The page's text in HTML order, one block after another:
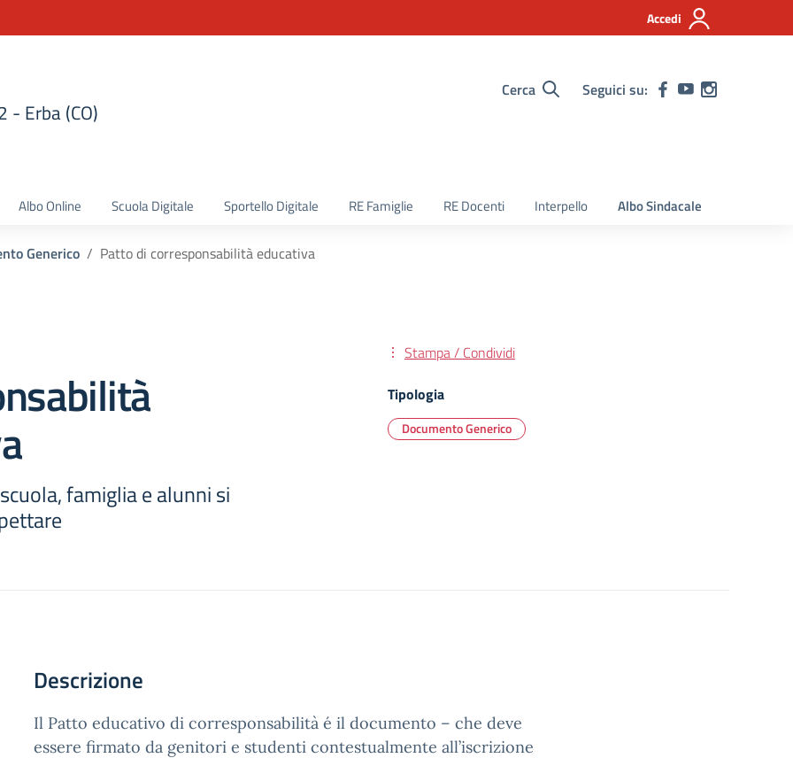
Accedi
- Erba (CO)
Cerca Seguici su:
Albo Online Scuola Digitale Sportello Digitale RE Famiglie RE Docenti Interpello Albo Sindacale
Generico Patto di corresponsabilità educativa
famiglia e alunni si
Stampa / Condividi
Tipologia
Documento Generico
Descrizione
Il Patto educativo di corresponsabilità é il documento – che deve
essere firmato da genitori e studenti contestualmente all’iscrizione